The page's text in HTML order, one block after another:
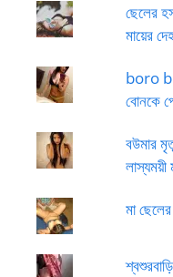
ছেলের
মায়ের
boro
বোনকে
বউমার
লাস্যময়ী
মা